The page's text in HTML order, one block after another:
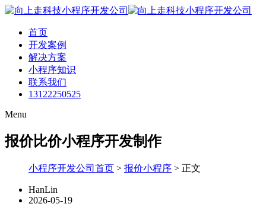
首页
开发案例
解决方案
小程序知识
联系我们
13122250525
Menu
报价比价小程序开发制作
小程序开发公司首页 > 报价小程序 > 正文
HanLin
2026-05-19